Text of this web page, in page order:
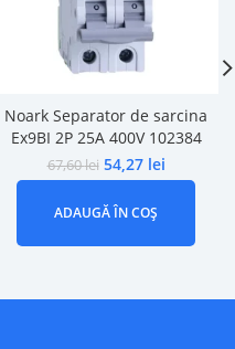
Noark Separator de sarcina
Ex9BI 2P 25A 400V 102384
67,60lei 54,27 lei
ADAUGĂ ÎN COȘ